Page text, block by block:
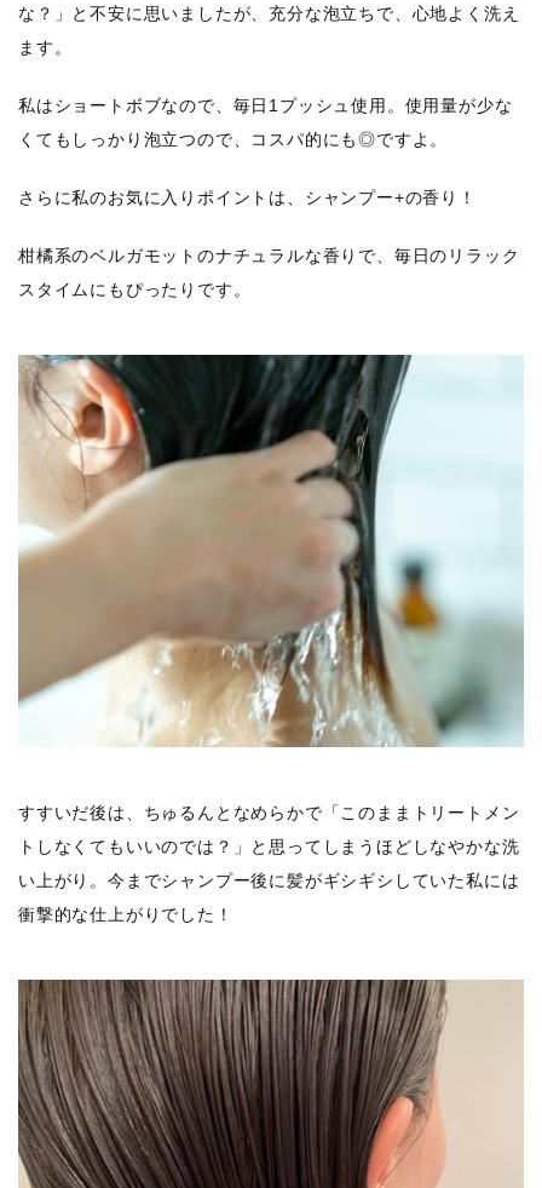
な？」と不安に思いましたが、充分な泡立ちで、心地よく洗え
ます。
私はショートボブなので、毎日1プッシュ使用。使用量が少な
くてもしっかり泡立つので、コスパ的にも◎ですよ。
さらに私のお気に入りポイントは、シャンプー+の香り！
柑橘系のベルガモットのナチュラルな香りで、毎日のリラック
スタイムにもぴったりです。
すすいだ後は、ちゅるんとなめらかで「このままトリートメン
トしなくてもいいのでは？」と思ってしまうほどしなやかな洗
い上がり。今までシャンプー後に髪がギシギシしていた私には
衝撃的な仕上がりでした！